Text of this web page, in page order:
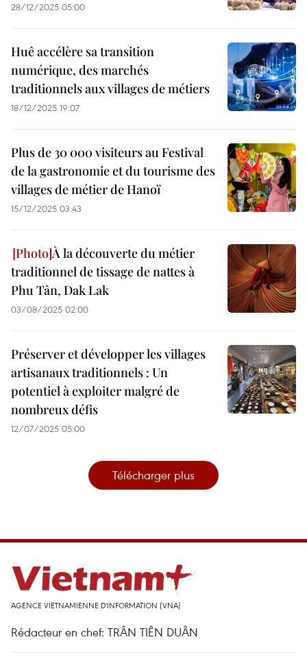
28/12/2025 05:00
Huê accélère sa transition
numérique, des marchés
traditionnels aux villages de métiers
18/12/2025 19:07
Plus de 30 000 visiteurs au Festival
de la gastronomie et du tourisme des
villages de métier de Hanoï
15/12/2025 03:43
À la découverte du métier
traditionnel de tissage de nattes à
Phu Tân, Dak Lak
03/08/2025 02:00
Préserver et développer les villages
artisanaux traditionnels : Un
potentiel à exploiter malgré de
nombreux défis
12/07/2025 05:00
Télécharger plus
AGENCE VIETNAMIENNE D'INFORMATION (VNA)
Rédacteur en chef: TRÂN TIÊN DUÂN